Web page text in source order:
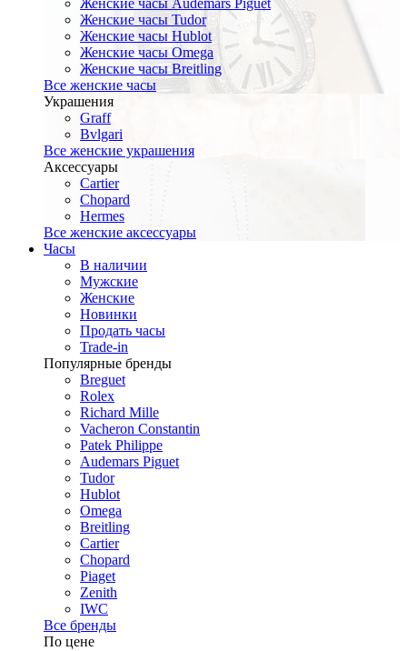
Женские часы Audemars Piguet
Женские часы Tudor
Женские часы Hublot
Женские часы Omega
Женские часы Breitling
Все женские часы
Украшения
Graff
Bvlgari
Все женские украшения
Аксессуары
Cartier
Chopard
Hermes
Все женские аксессуары
Часы
В наличии
Мужские
Женские
Новинки
Продать часы
Trade-in
Популярные бренды
Breguet
Rolex
Richard Mille
Vacheron Constantin
Patek Philippe
Audemars Piguet
Tudor
Hublot
Omega
Breitling
Cartier
Chopard
Piaget
Zenith
IWC
Все бренды
По цене